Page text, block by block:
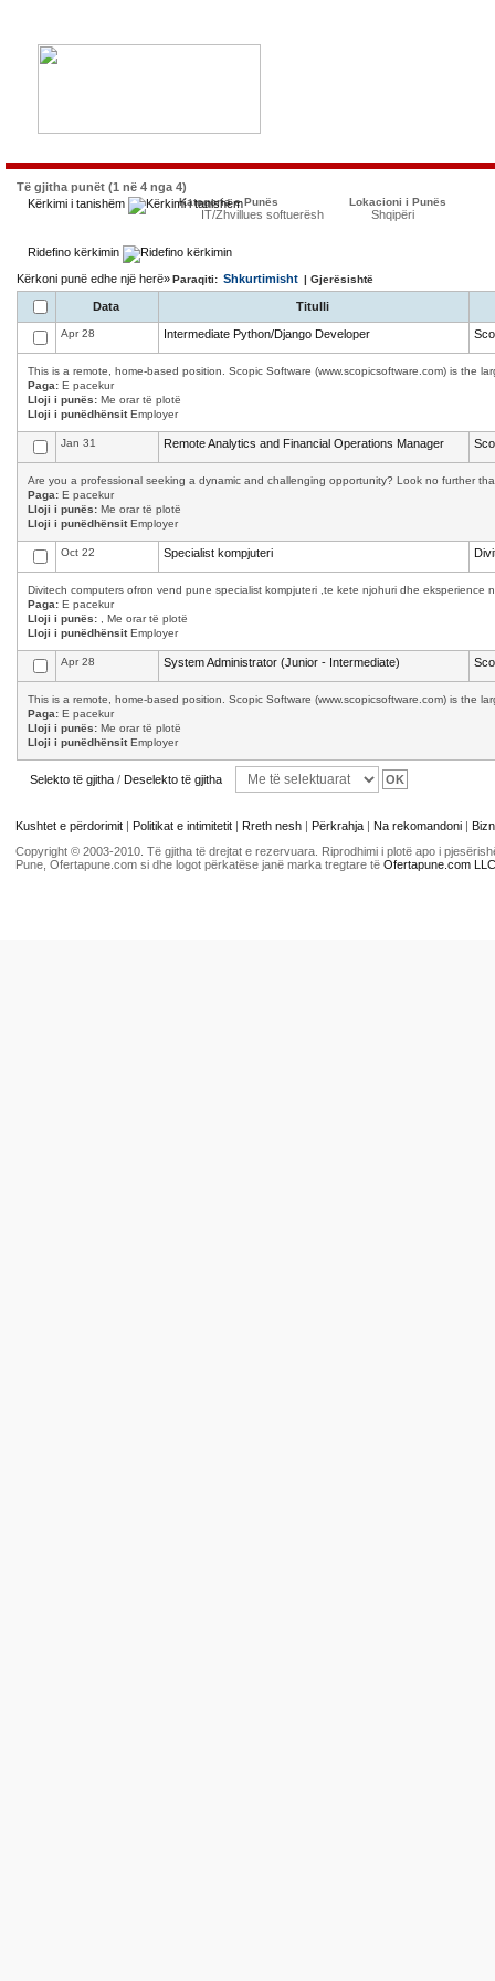
Të gjitha punët (1 në 4 nga 4)
Kërkimi i tanishëm
Kategoria e Punës
IT/Zhvillues softuerësh
Lokacioni i Punës
Shqipëri
Ridefino kërkimin
Kërkoni punë edhe një herë»Paraqiti: Shkurtimisht | Gjerësishtë
Data Titulli
Apr 28 Intermediate Python/Django Developer
This is a remote, home-based position. Scopic Software (www.scopicsoftware.com) is the
Paga: E pacekur
Lloji i punës: Me orar të plotë
Lloji i punëdhënsitEmployer
Jan 31 Remote Analytics and Financial Operations Manager
Are you a professional seeking a dynamic and challenging opportunity? Look no further
Paga: E pacekur
Lloji i punës: Me orar të plotë
Lloji i punëdhënsitEmployer
Oct 22 Specialist kompjuteri
Divitech computers ofron vend pune specialist kompjuteri ,te kete njohuri dhe eksperience
Paga: E pacekur
Lloji i punës: , Me orar të plotë
Lloji i punëdhënsitEmployer
Apr 28 System Administrator (Junior - Intermediate)
This is a remote, home-based position. Scopic Software (www.scopicsoftware.com) is the
Paga: E pacekur
Lloji i punës: Me orar të plotë
Lloji i punëdhënsitEmployer
Selekto të gjitha / Deselekto të gjitha
Kushtet e përdorimit | Politikat e intimitetit | Rreth nesh | Përkrahja | Na rekomandoni |
Copyright © 2003-2010. Të gjitha të drejtat e rezervuara. Riprodhimi i plotë apo i
Pune, Ofertapune.com si dhe logot përkatëse janë marka tregtare të Ofertapune.com LLC